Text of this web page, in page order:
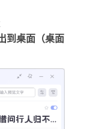
到桌面（桌面